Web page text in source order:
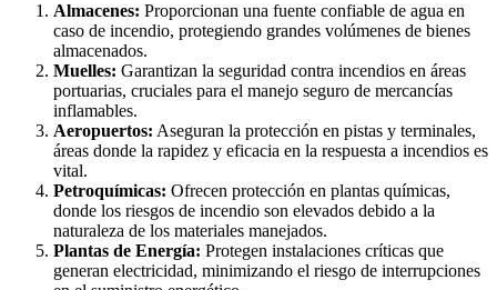
Almacenes: Proporcionan una fuente confiable de agua en
caso de incendio, protegiendo grandes volúmenes de bienes
almacenados.
Muelles: Garantizan la seguridad contra incendios en áreas
portuarias, cruciales para el manejo seguro de mercancías
inflamables.
Aeropuertos: Aseguran la protección en pistas y terminales,
áreas donde la rapidez y eficacia en la respuesta a incendios es
vital.
Petroquímicas: Ofrecen protección en plantas químicas,
donde los riesgos de incendio son elevados debido a la
naturaleza de los materiales manejados.
Plantas de Energía: Protegen instalaciones críticas que
generan electricidad, minimizando el riesgo de interrupciones